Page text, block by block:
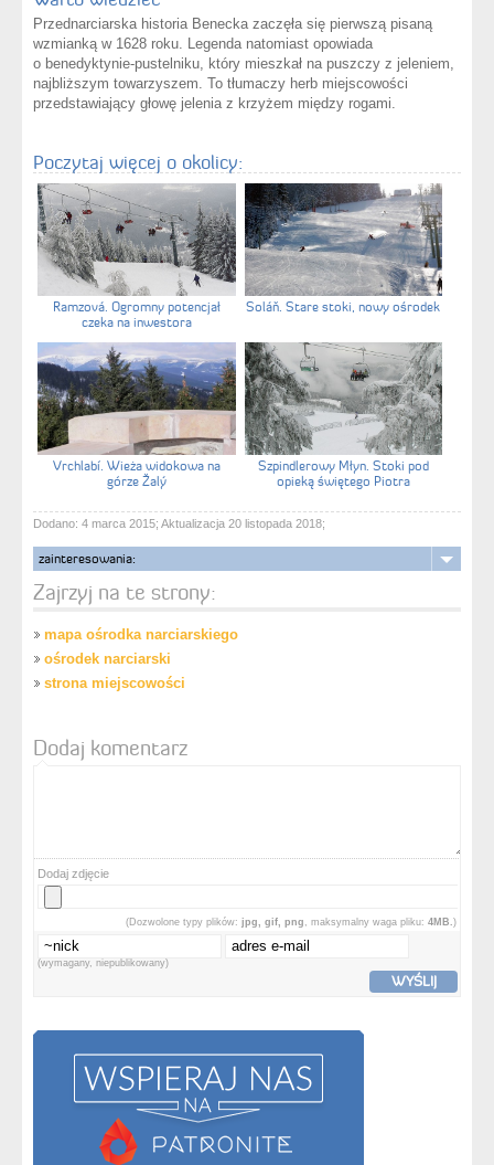
Przednarciarska historia Benecka zaczęła się pierwszą pisaną
wzmianką w 1628 roku. Legenda natomiast opowiada
o benedyktynie-pustelniku, który mieszkał na puszczy z jeleniem,
najbliższym towarzyszem. To tłumaczy herb miejscowości
przedstawiający głowę jelenia z krzyżem między rogami.
Poczytaj więcej o okolicy:
Ramzová. Ogromny potencjał
czeka na inwestora
Soláň. Stare stoki, nowy ośrodek
Vrchlabí. Wieża widokowa na
górze Žalý
Szpindlerowy Młyn. Stoki pod
opieką świętego Piotra
Dodano: 4 marca 2015; Aktualizacja 20 listopada 2018;
zainteresowania:
Zajrzyj na te strony:
mapa ośrodka narciarskiego
ośrodek narciarski
strona miejscowości
Dodaj komentarz
Dodaj zdjęcie
(Dozwolone typy plików: jpg, gif, png , maksymalny waga pliku: 4MB. )
(wymagany, niepublikowany)
WYŚLIJ